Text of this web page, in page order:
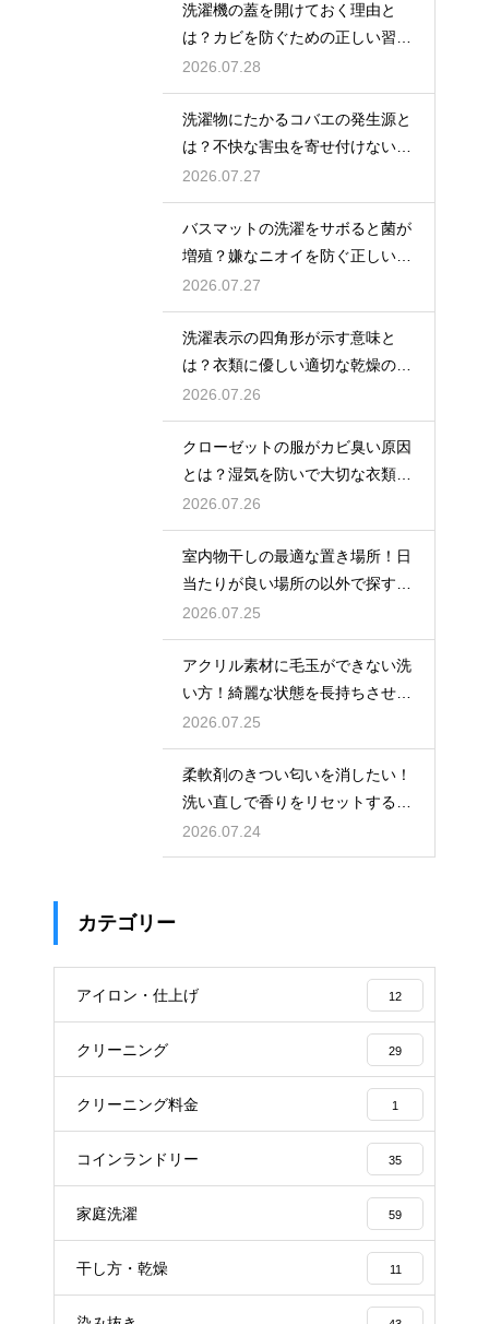
洗濯機の蓋を開けておく理由と
は？カビを防ぐための正しい習慣
とコツ
2026.07.28
洗濯物にたかるコバエの発生源と
は？不快な害虫を寄せ付けないた
めの対策
2026.07.27
バスマットの洗濯をサボると菌が
増殖？嫌なニオイを防ぐ正しいケ
ア方法
2026.07.27
洗濯表示の四角形が示す意味と
は？衣類に優しい適切な乾燥の方
法を解説
2026.07.26
クローゼットの服がカビ臭い原因
とは？湿気を防いで大切な衣類を
守る収納術
2026.07.26
室内物干しの最適な置き場所！日
当たりが良い場所の以外で探すポ
イント
2026.07.25
アクリル素材に毛玉ができない洗
い方！綺麗な状態を長持ちさせる
洗濯のコツ
2026.07.25
柔軟剤のきつい匂いを消したい！
洗い直しで香りをリセットする手
順
2026.07.24
カテゴリー
アイロン・仕上げ 12
クリーニング 29
クリーニング料金 1
コインランドリー 35
家庭洗濯 59
干し方・乾燥 11